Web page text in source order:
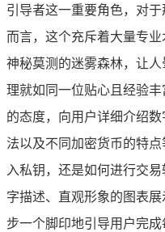
引导者这一重要角色，对
而言，这个充斥着大量专
神秘莫测的迷雾森林，让
理就如同一位贴心且经验
的态度，向用户详细介绍
法以及不同加密货币的特
入私钥，还是如何进行交
字描述、直观形象的图表
步一个脚印地引导用户完